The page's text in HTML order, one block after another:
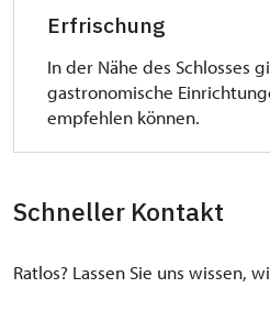
Erfrischung
In der Nähe des Schlosses
gastronomische
empfehlen können.
Café Klein
- Adresse:
Schneller Kontakt
Ratlos? Lassen Sie uns wissen,